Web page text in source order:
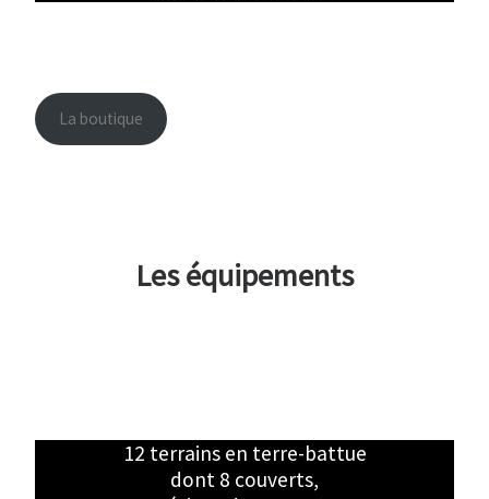
La boutique
Les équipements
12 terrains en terre-battue
dont 8 couverts,